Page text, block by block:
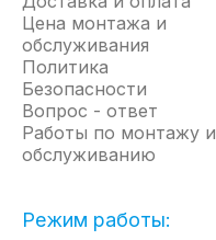
Цена монтажа и
обслуживания
Политика
Безопасности
Вопрос - ответ
Работы по монтажу и
обслуживанию
Режим работы: